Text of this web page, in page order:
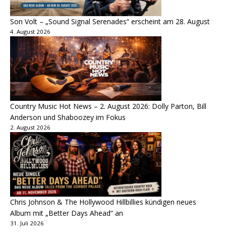
Son Volt – „Sound Signal Serenades“ erscheint am 28. August
4. August 2026
Country Music Hot News – 2. August 2026: Dolly Parton, Bill
Anderson und Shaboozey im Fokus
2. August 2026
Chris Johnson & The Hollywood Hillbillies kündigen neues
Album mit „Better Days Ahead“ an
31. Juli 2026